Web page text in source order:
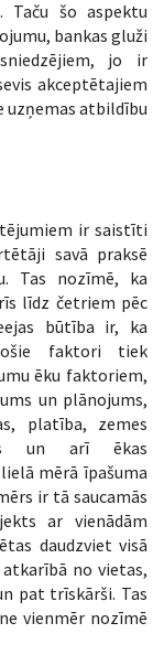
Taču šo aspektu
bankas gluži
jo ir
akceptētajiem
uzņemas atbildību
ir saistīti
savā praksē
Tas nozīmē, ka
līdz četriem pēc
būtība ir, ka
faktori tiek
ēku faktoriem,
un plānojums,
platība, zemes
un arī ēkas
mērā īpašuma
ir tā saucamās
ar vienādām
daudzviet visā
no vietas,
pat trīskārši. Tas
vienmēr nozīmē